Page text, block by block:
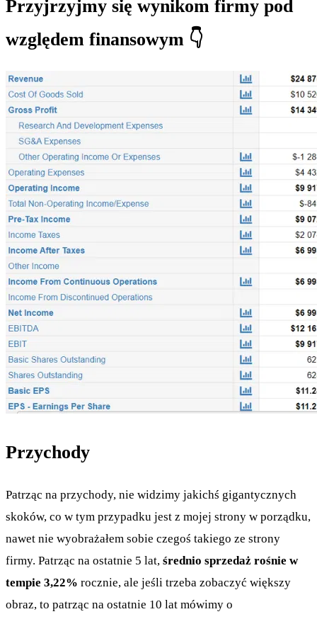
Przyjrzyjmy się wynikom firmy pod
względem finansowym 👇
Przychody
Patrząc na przychody, nie widzimy jakichś gigantycznych
skoków, co w tym przypadku jest z mojej strony w porządku,
nawet nie wyobrażałem sobie czegoś takiego ze strony
firmy. Patrząc na ostatnie 5 lat, średnio sprzedaż rośnie w
tempie 3,22% rocznie, ale jeśli trzeba zobaczyć większy
obraz, to patrząc na ostatnie 10 lat mówimy o